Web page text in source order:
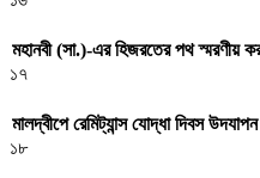
মহানবী (সা.)-এর হিজরতের পথ স্মরণীয়
১৭
মালদ্বীপে রেমিট্যান্স যোদ্ধা দিবস উদযাপন
১৮